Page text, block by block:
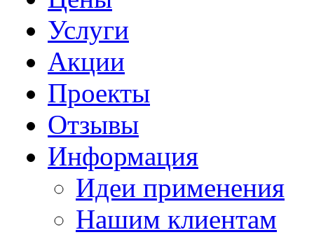
Услуги
Акции
Проекты
Отзывы
Информация
Идеи применения
Нашим клиентам